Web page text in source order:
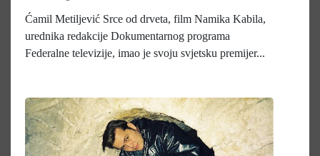
Ćamil Metiljević Srce od drveta, film Namika Kabila,
urednika redakcije Dokumentarnog programa
Federalne televizije, imao je svoju svjetsku premijer...